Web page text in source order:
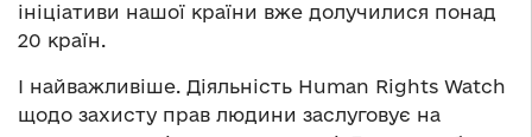
ініціативи нашої країни вже долучилися понад
20 країн.
І найважливіше. Діяльність Human Rights Watch
щодо захисту прав людини заслуговує на